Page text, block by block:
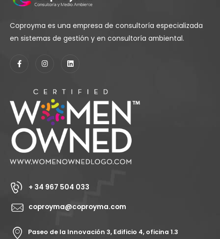
Coproyma es una empresa de consultoría especializada
en sistemas de gestión y en consultoría ambiental.
+ 34 967 504 033
coproyma@coproyma.com
Paseo de la Innovación 3, Edificio 4, oficina 1.3